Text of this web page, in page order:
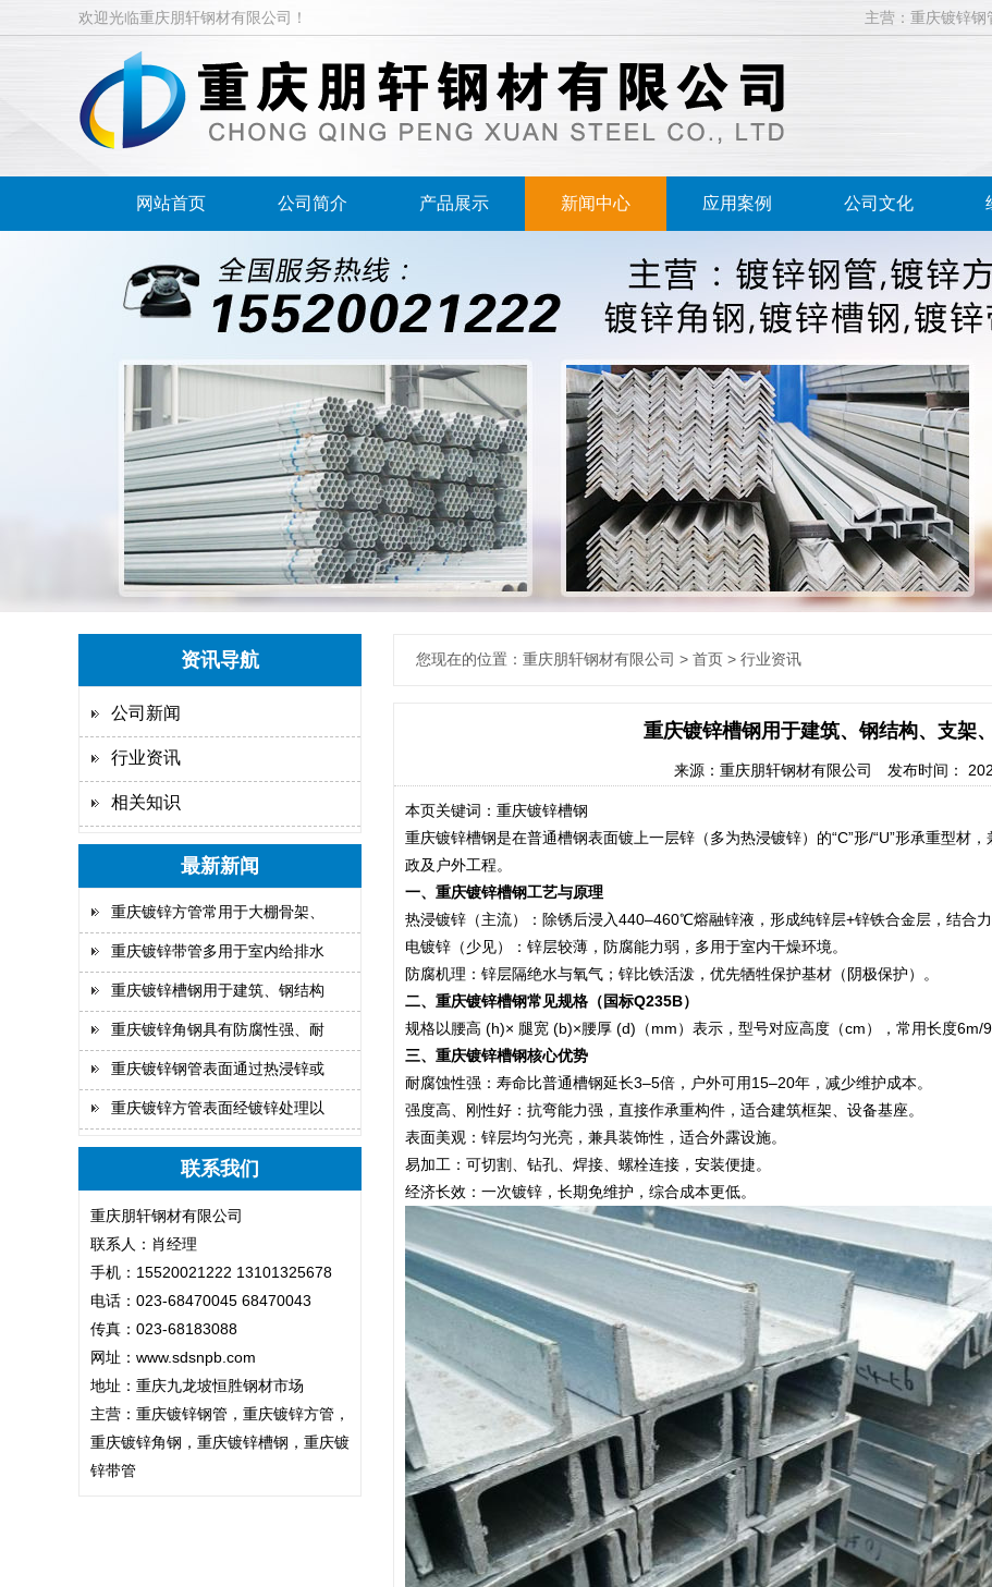
欢迎光临重庆朋轩钢材有限公司！ 主营：重庆镀锌
网站首页 公司简介 产品展示 新闻中心 应用案例 公司文化
资讯导航
公司新闻
行业资讯
相关知识
最新新闻
重庆镀锌方管常用于大棚骨架、
重庆镀锌带管多用于室内给排水
重庆镀锌槽钢用于建筑、钢结构
重庆镀锌角钢具有防腐性强、耐
重庆镀锌钢管表面通过热浸锌或
重庆镀锌方管表面经镀锌处理以
联系我们
重庆朋轩钢材有限公司
联系人：肖经理
手机：15520021222 13101325678
电话：023-68470045 68470043
传真：023-68183088
网址： www.sdsnpb.com
地址：重庆九龙坡恒胜钢材市场
主营：重庆镀锌钢管，重庆镀锌方管，
重庆镀锌角钢，重庆镀锌槽钢，重庆镀
锌带管
您现在的位置：重庆朋轩钢材有限公司 > 首页 > 行业资讯
重庆镀锌槽钢用于建筑、钢结构、支架
来源： 重庆朋轩钢材有限公司 发布时间：
本页关键词：重庆镀锌槽钢
重庆镀锌槽钢是在普通槽钢表面镀上一层锌（多为热浸镀锌）的“C”形/“U”形承重型材
政及户外工程。
一、重庆镀锌槽钢工艺与原理
热浸镀锌（主流）：除锈后浸入440–460℃熔融锌液，形成纯锌层+锌铁合金层，结合
电镀锌（少见）：锌层较薄，防腐能力弱，多用于室内干燥环境。
防腐机理：锌层隔绝水与氧气；锌比铁活泼，优先牺牲保护基材（阴极保护）。
二、重庆镀锌槽钢常见规格（国标Q235B）
规格以腰高 (h)× 腿宽 (b)×腰厚 (d)（mm）表示，型号对应高度（cm），常用长度6m/
三、重庆镀锌槽钢核心优势
耐腐蚀性强：寿命比普通槽钢延长3–5倍，户外可用15–20年，减少维护成本。
强度高、刚性好：抗弯能力强，直接作承重构件，适合建筑框架、设备基座。
表面美观：锌层均匀光亮，兼具装饰性，适合外露设施。
易加工：可切割、钻孔、焊接、螺栓连接，安装便捷。
经济长效：一次镀锌，长期免维护，综合成本更低。